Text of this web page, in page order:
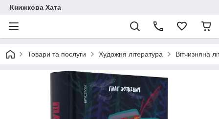
Книжкова Хата
Товари та послуги Художня література Вітчизняна